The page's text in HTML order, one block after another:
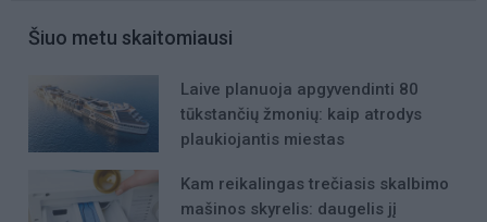
Šiuo metu skaitomiausi
Laive planuoja apgyvendinti 80
tūkstančių žmonių: kaip atrodys
plaukiojantis miestas
Kam reikalingas trečiasis skalbimo
mašinos skyrelis: daugelis jį